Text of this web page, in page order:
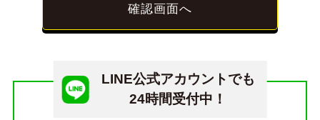
確認画面へ
LINE公式アカウントでも
24時間受付中！